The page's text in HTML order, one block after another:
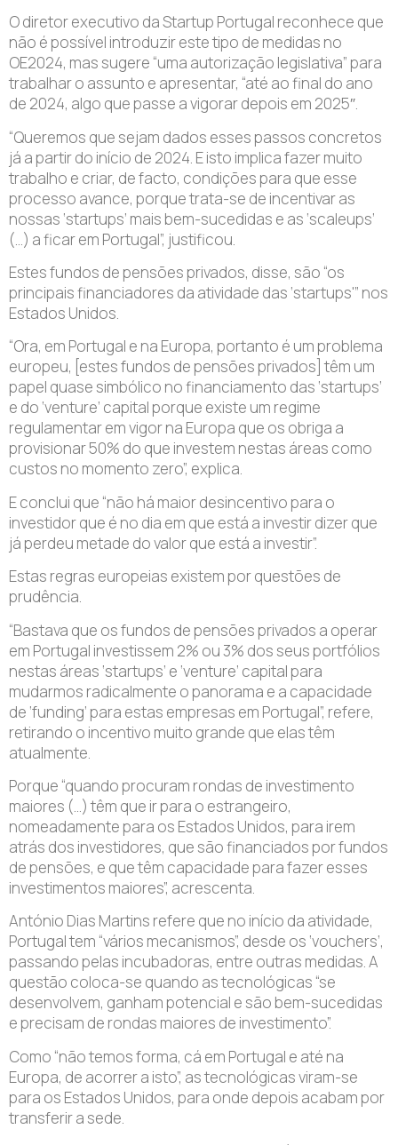
O diretor executivo da Startup Portugal reconhece que
não é possível introduzir este tipo de medidas no
OE2024, mas sugere “uma autorização legislativa” para
trabalhar o assunto e apresentar, “até ao final do ano
de 2024, algo que passe a vigorar depois em 2025″.
“Queremos que sejam dados esses passos concretos
já a partir do início de 2024. E isto implica fazer muito
trabalho e criar, de facto, condições para que esse
processo avance, porque trata-se de incentivar as
nossas ‘startups’ mais bem-sucedidas e as ‘scaleups’
(…) a ficar em Portugal”, justificou.
Estes fundos de pensões privados, disse, são “os
principais financiadores da atividade das ‘startups'” nos
Estados Unidos.
“Ora, em Portugal e na Europa, portanto é um problema
europeu, [estes fundos de pensões privados] têm um
papel quase simbólico no financiamento das ‘startups’
e do ‘venture’ capital porque existe um regime
regulamentar em vigor na Europa que os obriga a
provisionar 50% do que investem nestas áreas como
custos no momento zero”, explica.
E conclui que “não há maior desincentivo para o
investidor que é no dia em que está a investir dizer que
já perdeu metade do valor que está a investir”.
Estas regras europeias existem por questões de
prudência.
“Bastava que os fundos de pensões privados a operar
em Portugal investissem 2% ou 3% dos seus portfólios
nestas áreas ‘startups’ e ‘venture’ capital para
mudarmos radicalmente o panorama e a capacidade
de ‘funding’ para estas empresas em Portugal”, refere,
retirando o incentivo muito grande que elas têm
atualmente.
Porque “quando procuram rondas de investimento
maiores (…) têm que ir para o estrangeiro,
nomeadamente para os Estados Unidos, para irem
atrás dos investidores, que são financiados por fundos
de pensões, e que têm capacidade para fazer esses
investimentos maiores”, acrescenta.
António Dias Martins refere que no início da atividade,
Portugal tem “vários mecanismos”, desde os ‘vouchers’,
passando pelas incubadoras, entre outras medidas. A
questão coloca-se quando as tecnológicas “se
desenvolvem, ganham potencial e são bem-sucedidas
e precisam de rondas maiores de investimento”.
Como “não temos forma, cá em Portugal e até na
Europa, de acorrer a isto”, as tecnológicas viram-se
para os Estados Unidos, para onde depois acabam por
transferir a sede.